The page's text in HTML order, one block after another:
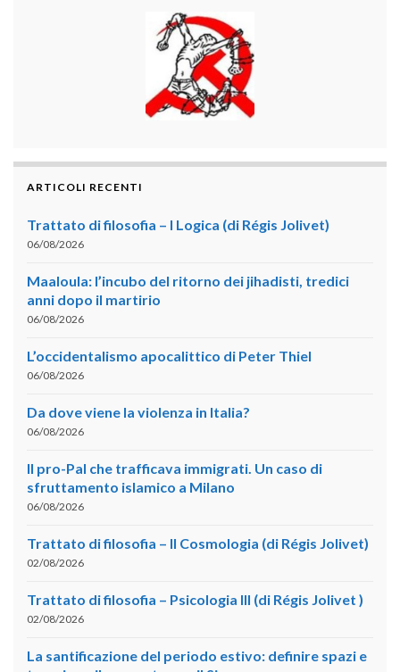
ARTICOLI RECENTI
Trattato di filosofia – I Logica (di Régis Jolivet)
06/08/2026
Maaloula: l’incubo del ritorno dei jihadisti, tredici
anni dopo il martirio
06/08/2026
L’occidentalismo apocalittico di Peter Thiel
06/08/2026
Da dove viene la violenza in Italia?
06/08/2026
Il pro-Pal che trafficava immigrati. Un caso di
sfruttamento islamico a Milano
06/08/2026
Trattato di filosofia – II Cosmologia (di Régis Jolivet)
02/08/2026
Trattato di filosofia – Psicologia III (di Régis Jolivet )
02/08/2026
La santificazione del periodo estivo: definire spazi e